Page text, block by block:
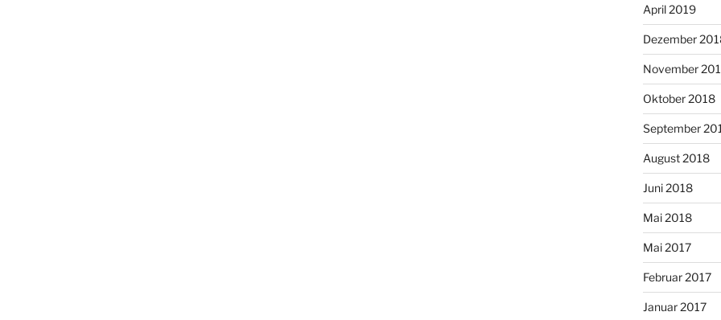
April 2019
Dezember
November
Oktober 2018
September
August 2018
Juni 2018
Mai 2018
Mai 2017
Februar 2017
Januar 2017